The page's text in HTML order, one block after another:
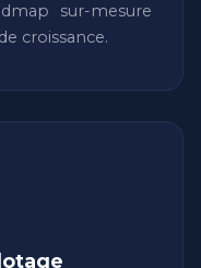
sur-mesure
croissance.